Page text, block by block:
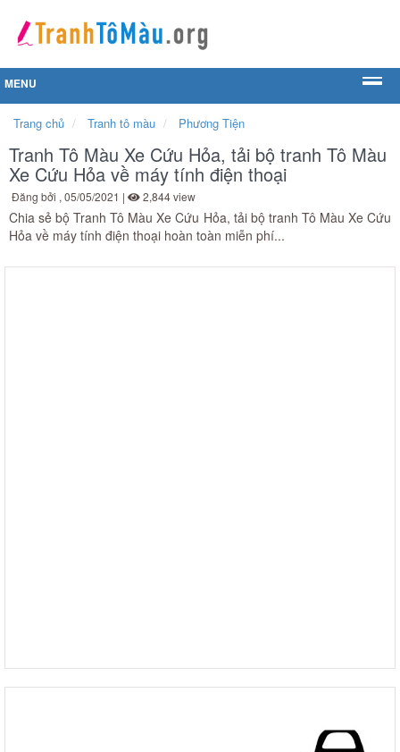
MENU
Trang chủ Tranh tô màu Phương Tiện
Tranh Tô Màu Xe Cứu Hỏa, tải bộ tranh Tô Màu
Xe Cứu Hỏa về máy tính điện thoại
Đăng bởi , 05/05/2021 | 2,844 view
Chia sẻ bộ Tranh Tô Màu Xe Cứu Hỏa, tải bộ tranh Tô Màu Xe Cứu
Hỏa về máy tính điện thoại hoàn toàn miễn phí...